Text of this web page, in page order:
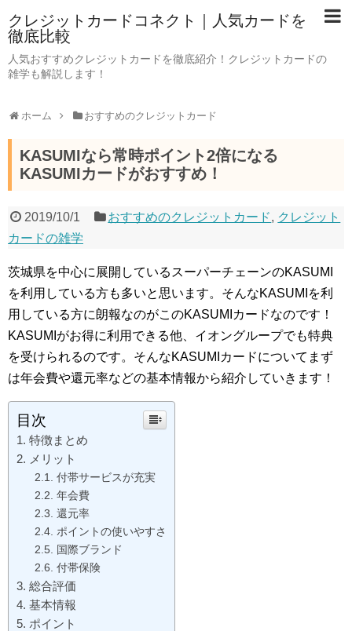
クレジットカードコネクト｜人気カードを
徹底比較
人気おすすめクレジットカードを徹底紹介！クレジットカードの
雑学も解説します！
ホーム おすすめのクレジットカード
KASUMIなら常時ポイント2倍になる
KASUMIカードがおすすめ！
2019/10/1 おすすめのクレジットカード, クレジット
カードの雑学
茨城県を中心に展開しているスーパーチェーンのKASUMI
を利用している方も多いと思います。そんなKASUMIを利
用している方に朗報なのがこのKASUMIカードなのです！
KASUMIがお得に利用できる他、イオングループでも特典
を受けられるのです。そんなKASUMIカードについてまず
は年会費や還元率などの基本情報から紹介していきます！
目次
特徴まとめ
メリット
付帯サービスが充実
年会費
還元率
ポイントの使いやすさ
国際ブランド
付帯保険
総合評価
基本情報
ポイント